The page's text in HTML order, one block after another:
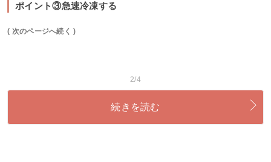
ポイント③急速冷凍する
( 次のページへ続く )
2/4
続きを読む